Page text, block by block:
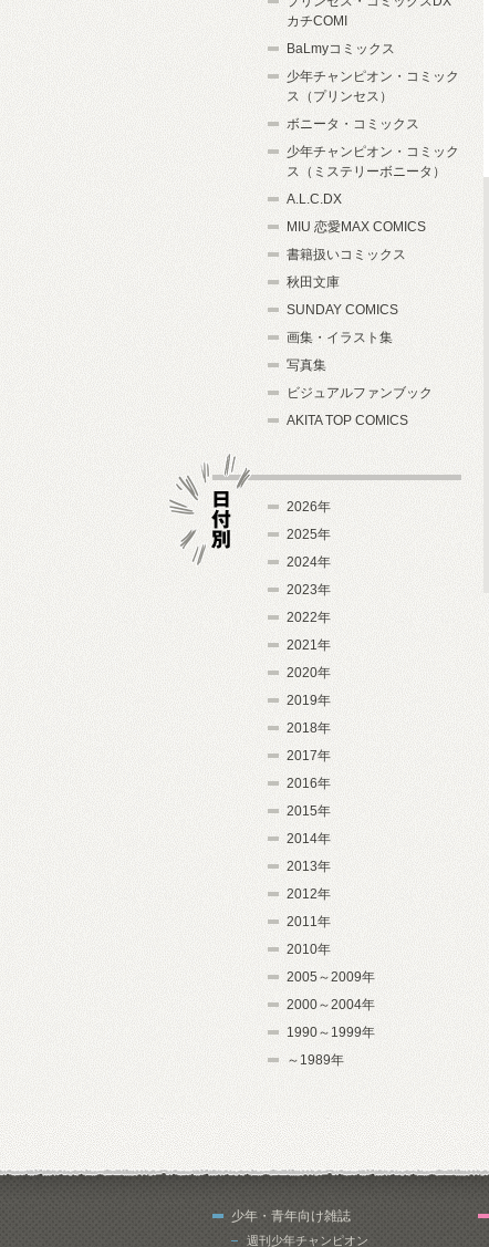
カチCOMI
BaLmyコミックス
少年チャンピオン・コミック
ス（プリンセス）
ボニータ・コミックス
少年チャンピオン・コミック
ス（ミステリーボニータ）
A.L.C.DX
MIU 恋愛MAX COMICS
書籍扱いコミックス
秋田文庫
SUNDAY COMICS
画集・イラスト集
写真集
ビジュアルファンブック
AKITA TOP COMICS
2026年
2025年
2024年
2023年
2022年
2021年
2020年
2019年
2018年
2017年
2016年
2015年
2014年
2013年
2012年
2011年
2010年
2005～2009年
2000～2004年
1990～1999年
～1989年
少年・青年向け雑誌
週刊少年チャンピオン